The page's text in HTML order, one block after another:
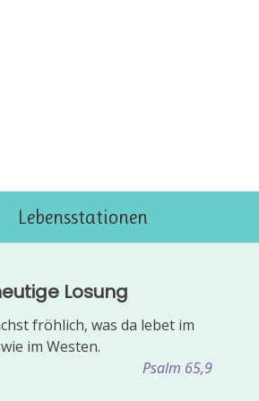
Lebensstationen
Losung
fröhlich, was da lebet im
im Westen.
Psalm 65,9